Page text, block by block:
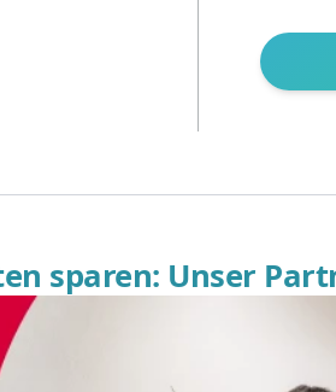
sparen: Unser